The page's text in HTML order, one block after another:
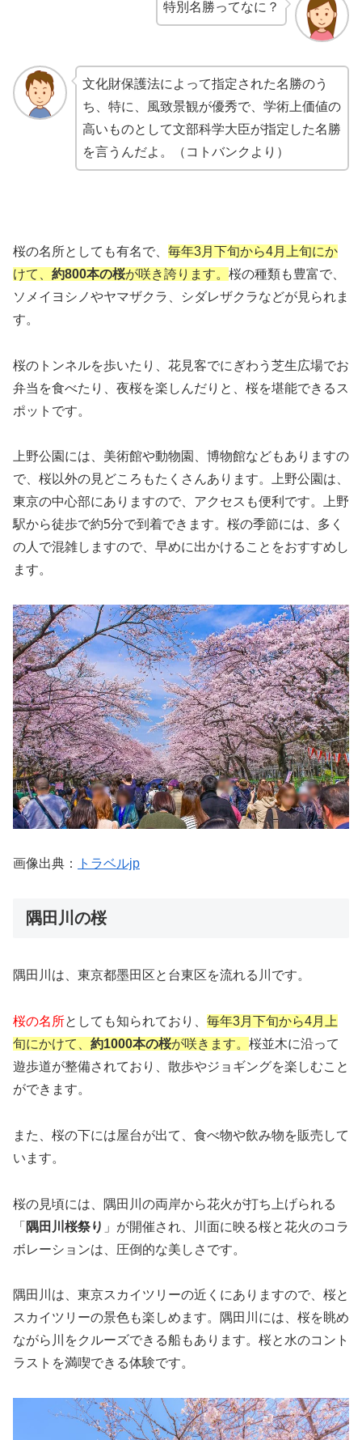
特別名勝ってなに？
文化財保護法によって指定された名勝のう
ち、特に、風致景観が優秀で、学術上価値の
高いものとして文部科学大臣が指定した名勝
を言うんだよ。（コトバンクより）
桜の名所としても有名で、 毎年3月下旬から4月上旬にか
けて、 約800本の桜が咲き誇ります。 桜の種類も豊富で、
ソメイヨシノやヤマザクラ、シダレザクラなどが見られま
す。
桜のトンネルを歩いたり、花見客でにぎわう芝生広場でお
弁当を食べたり、夜桜を楽しんだりと、桜を堪能できるス
ポットです。
上野公園には、美術館や動物園、博物館などもありますの
で、桜以外の見どころもたくさんあります。上野公園は、
東京の中心部にありますので、アクセスも便利です。上野
駅から徒歩で約5分で到着できます。桜の季節には、多く
の人で混雑しますので、早めに出かけることをおすすめし
ます。
画像出典： トラベルjp
隅田川の桜
隅田川は、東京都墨田区と台東区を流れる川です。
桜の名所としても知られており、 毎年3月下旬から4月上
旬にかけて、 約1000本の桜が咲きます。 桜並木に沿って
遊歩道が整備されており、散歩やジョギングを楽しむこと
ができます。
また、桜の下には屋台が出て、食べ物や飲み物を販売して
います。
桜の見頃には、隅田川の両岸から花火が打ち上げられる
「 隅田川桜祭り 」が開催され、川面に映る桜と花火のコラ
ボレーションは、圧倒的な美しさです。
隅田川は、東京スカイツリーの近くにありますので、桜と
スカイツリーの景色も楽しめます。隅田川には、桜を眺め
ながら川をクルーズできる船もあります。桜と水のコント
ラストを満喫できる体験です。